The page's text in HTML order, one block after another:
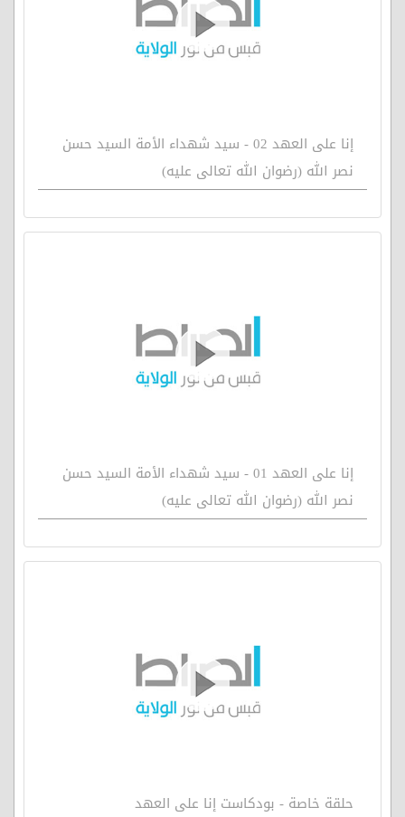
إنا على العهد 02 - سيد شهداء الأمة السيد حسن
نصر الله (رضوان الله تعالى عليه)
إنا على العهد 01 - سيد شهداء الأمة السيد حسن
نصر الله (رضوان الله تعالى عليه)
حلقة خاصة - بودكاست إنا على العهد